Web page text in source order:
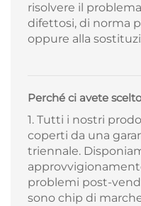
risolvere il
difettosi, di norma
oppure alla
Perché ci avete
1. Tutti i nostri
coperti da una
triennale.
problemi post-
sono chip di